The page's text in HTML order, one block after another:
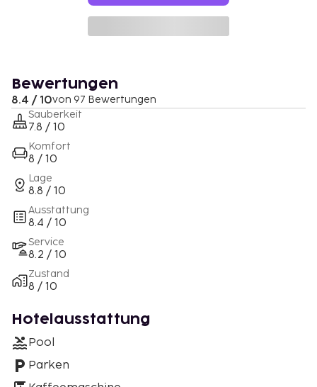
Bewertungen
8.4 / 10von 97 Bewertungen
Sauberkeit
7.8 / 10
Komfort
8 / 10
Lage
8.8 / 10
Ausstattung
8.4 / 10
Service
8.2 / 10
Zustand
8 / 10
Hotelausstattung
Pool
Parken